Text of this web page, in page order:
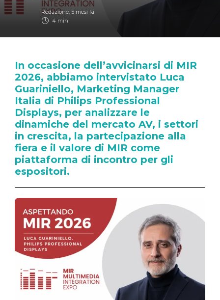
Redazione, 5 mesi fa
4 min
In occasione dell’avvicinarsi di MIR
2026, abbiamo intervistato Luca
Guariniello, Marketing Manager
Italia di Philips Professional
Displays, per analizzare le
dinamiche del mercato AV, i settori
in crescita, la partecipazione alla
fiera e il valore di MIR come
piattaforma di incontro per gli
espositori.